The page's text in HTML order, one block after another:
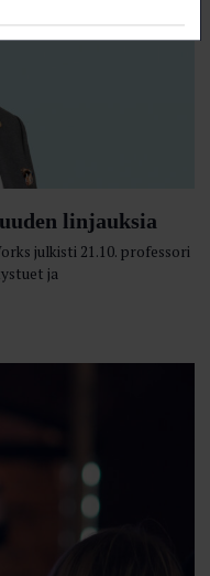
linjauksia
julkisti 21.10. professori
ja